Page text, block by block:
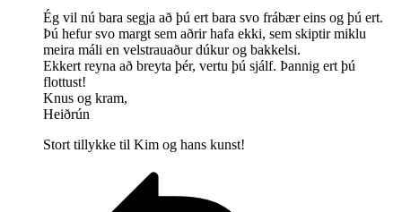
Ég vil nú bara segja að þú ert bara svo frábær eins og þú ert.
Þú hefur svo margt sem aðrir hafa ekki, sem skiptir miklu
meira máli en velstrauaður dúkur og bakkelsi.
Ekkert reyna að breyta þér, vertu þú sjálf. Þannig ert þú
flottust!
Knus og kram,
Heiðrún
Stort tillykke til Kim og hans kunst!